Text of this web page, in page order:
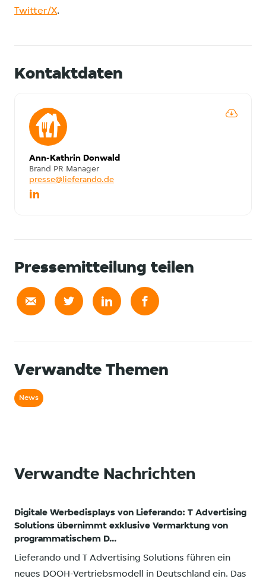
Twitter/X.
Kontaktdaten
Ann-Kathrin Donwald
Brand PR Manager
presse@lieferando.de
Pressemitteilung teilen
Verwandte Themen
News
Verwandte Nachrichten
Digitale Werbedisplays von Lieferando: T Advertising
Solutions übernimmt exklusive Vermarktung von
programmatischem D...
Lieferando und T Advertising Solutions führen ein
neues DOOH-Vertriebsmodell in Deutschland ein. Das